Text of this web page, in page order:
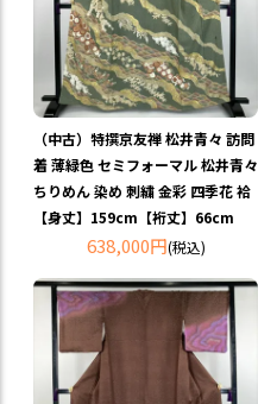
（中古）特撰京友禅 松井青々 訪問
着 薄緑色 セミフォーマル 松井青々
ちりめん 染め 刺繍 金彩 四季花 袷
【身丈】159cm【裄丈】66cm
638,000円(税込)